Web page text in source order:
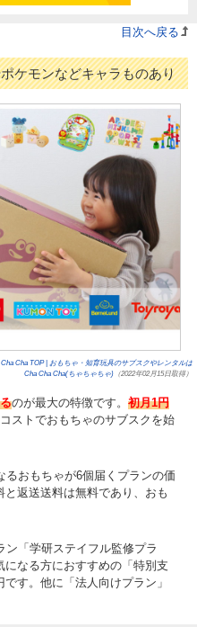
目次へ戻る
ケモンなどキャラものあり
Cha TOP | おもちゃ・知育玩具のサブスクやレンタルは
Cha Cha Cha(ちゃちゃちゃ) （2022年02月15日取得）
のが最大の特徴です。 初月1円
ストでおもちゃのサブスクを始
おもちゃが6個届くプランの価
返送送料は無料であり、おも
ン「学研ステイフル監修プラ
なる方におすすめの「特別支
す。他に「法人向けプラン」